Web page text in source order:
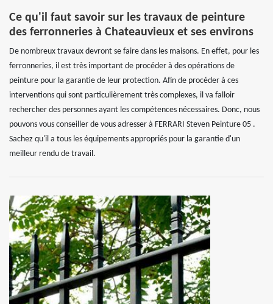
Ce qu'il faut savoir sur les travaux de peinture
des ferronneries à Chateauvieux et ses environs
De nombreux travaux devront se faire dans les maisons. En effet, pour les
ferronneries, il est très important de procéder à des opérations de
peinture pour la garantie de leur protection. Afin de procéder à ces
interventions qui sont particulièrement très complexes, il va falloir
rechercher des personnes ayant les compétences nécessaires. Donc, nous
pouvons vous conseiller de vous adresser à FERRARI Steven Peinture 05 .
Sachez qu'il a tous les équipements appropriés pour la garantie d'un
meilleur rendu de travail.